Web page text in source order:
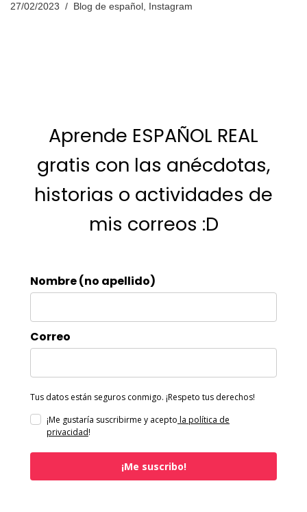
27/02/2023 Blog de español Instagram
Aprende ESPAÑOL REAL
gratis con las anécdotas,
historias o actividades de
mis correos :D
Nombre (no apellido)
Correo
Tus datos están seguros conmigo. ¡Respeto tus derechos!
¡Me gustaría suscribirme y acepto la política de
privacidad!
¡Me suscribo!